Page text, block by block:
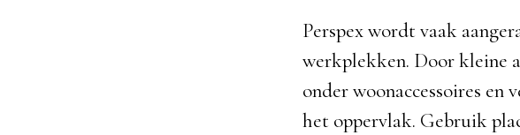
Perspex wordt vaak
werkplekken. Door kleine
onder woonaccessoires
het oppervlak. Gebruik